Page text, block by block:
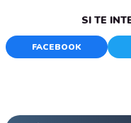
SI TE
FACEBOOK